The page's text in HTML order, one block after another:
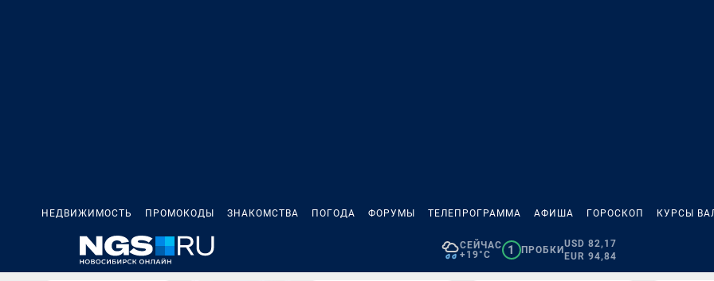
НЕДВИЖИМОСТЬ ПРОМОКОДЫ ЗНАКОМСТВА ПОГОДА ФОРУМЫ ТЕЛЕПРОГРАММА АФИША ГОРОСКОП КУРСЫ
СЕЙЧАС
+19°C
1 ПРОБКИ
USD 82,17
EUR 94,84